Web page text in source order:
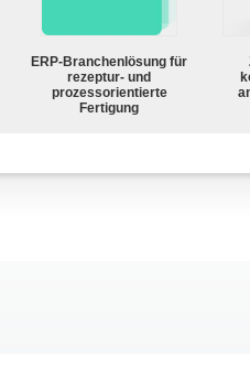
ERP-Branchenlösung für
rezeptur- und
prozessorientierte
Fertigung